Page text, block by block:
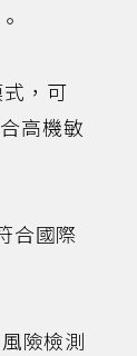
，可
高機敏
合國際
險檢測